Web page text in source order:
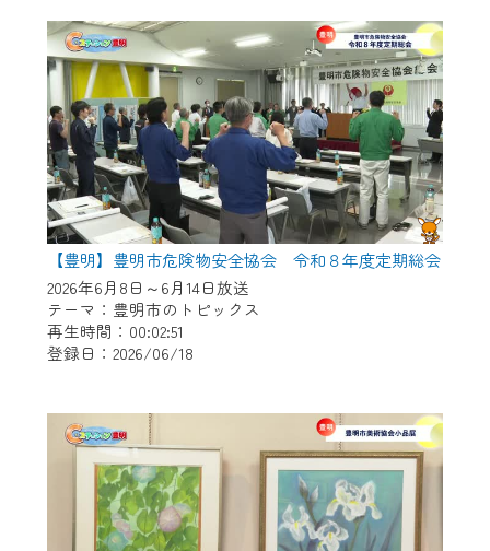
【豊明】豊明市危険物安全協会 令和８年度定期総会
2026年6月8日～6月14日放送
テーマ：豊明市のトピックス
再生時間：00:02:51
登録日：2026/06/18
作業の間は、CCNetWebTVの画面が「メン
テナンス中」になり、ご利用いただけませ
ん。
ご不便をおかけいたしますが、ご了承の程
よろしくお願いいたします。